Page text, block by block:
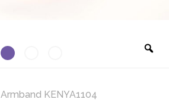
Armband KENYA1104